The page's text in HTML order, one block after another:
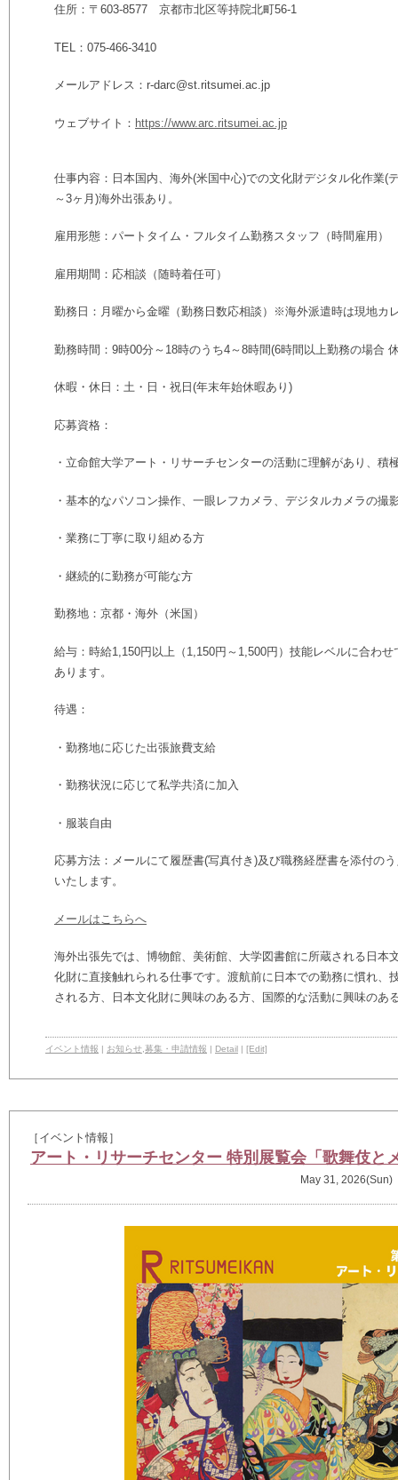
住所：〒603-8577 京都市北区等持院北町56-1
TEL：075-466-3410
メールアドレス：r-darc@st.ritsumei.ac.jp
ウェブサイト： https://www.arc.ritsumei.ac.jp
仕事内容：日本国内、海外(米国中心)での文化財デジタル化作業
～3ヶ月)海外出張あり。
雇用形態：パートタイム・フルタイム勤務スタッフ（時間雇用）
雇用期間：応相談（随時着任可）
勤務日：月曜から金曜（勤務日数応相談）※海外派遣時は現地カ
勤務時間：9時00分～18時のうち4～8時間(6時間以上勤務の場合
休暇・休日：土・日・祝日(年末年始休暇あり)
応募資格：
・立命館大学アート・リサーチセンターの活動に理解があり、積
・基本的なパソコン操作、一眼レフカメラ、デジタルカメラの撮
・業務に丁寧に取り組める方
・継続的に勤務が可能な方
勤務地：京都・海外（米国）
給与：時給1,150円以上（1,150円～1,500円）技能レベルに合わ
あります。
待遇：
・勤務地に応じた出張旅費支給
・勤務状況に応じて私学共済に加入
・服装自由
応募方法：メールにて履歴書(写真付き)及び職務経歴書を添付の
いたします。
メールはこちらへ
海外出張先では、博物館、美術館、大学図書館に所蔵される日本
化財に直接触れられる仕事です。渡航前に日本での勤務に慣れ、
される方、日本文化財に興味のある方、国際的な活動に興味のあ
イベント情報 | お知らせ 募集・申請情報 | Detail | [Edit]
［イベント情報］
アート・リサーチセンター 特別展覧会「歌舞伎
May 31, 2026(Sun)